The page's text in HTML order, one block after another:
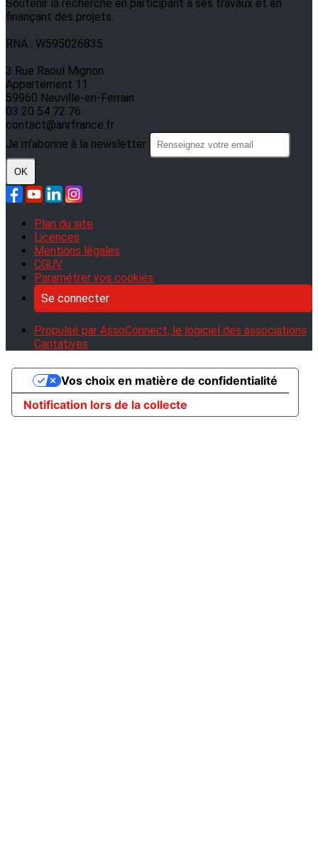
Soutenir la recherche en participant à ses travaux et en
finançant des projets.
RNA : W595026835
3 Rue Raoul Mignon
Appartement 11
59960 Neuville-en-Ferrain
03 20 54 72 76
contact@anrfrance.fr
Je m'abonne à la newsletter
OK
Plan du site
Licences
Mentions légales
CGUV
Paramétrer vos cookies
Se connecter
Propulsé par AssoConnect, le logiciel des associations
Caritatives
Notification lors de la collecte
Vos choix en matière de confidentialité